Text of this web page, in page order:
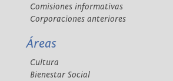
Comisiones informativas
Corporaciones anteriores
Áreas
Cultura
Bienestar Social